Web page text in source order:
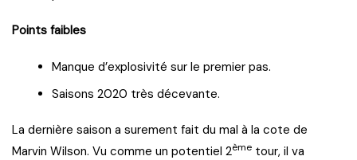
Points faibles
Manque d’explosivité sur le premier pas.
Saisons 2020 très décevante.
La dernière saison a surement fait du mal à la cote de
Marvin Wilson. Vu comme un potentiel 2ème tour, il va